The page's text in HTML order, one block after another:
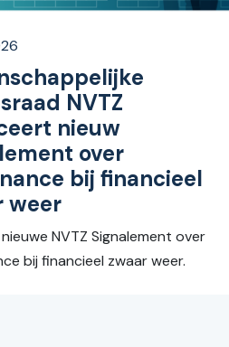
NVTZ
nieuw
over
bij financieel
weer
NVTZ Signalement over
bij financieel zwaar weer.